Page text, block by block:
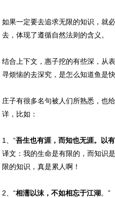
如果一定要去追求无限的知识，就
去，体现了遵循自然法则的含义。
结合上下文，惠子挖的有些深，从
寻烦恼的去深究，是怎么知道鱼是快
庄子有很多名句被人们所熟悉，也
详，比如：
1、“吾生也有涯，而知也无涯。以
译文：我的生命是有限的，而知识
限的知识，真是累人啊！
2、“相濡以沫，不如相忘于江湖 。”